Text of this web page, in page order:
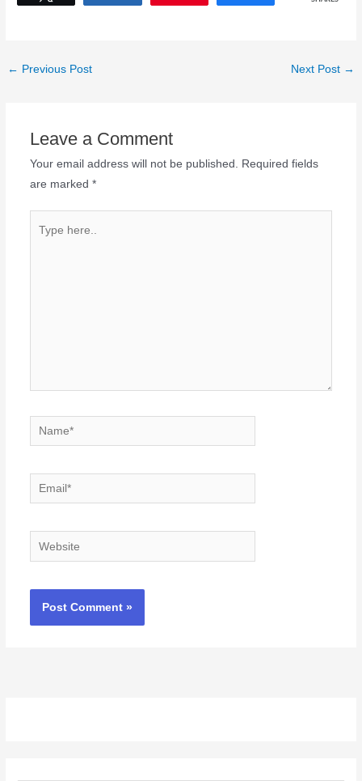
← Previous Post Next Post →
Leave a Comment
Your email address will not be published.
Required fields
are marked *
here..
Name*
Email*
Website